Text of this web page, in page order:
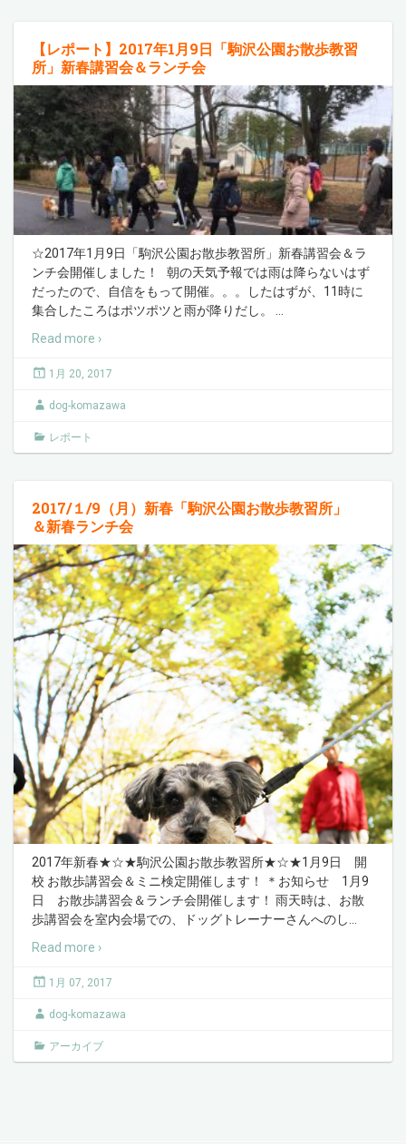
【レポート】2017年1月9日「駒沢公園お散歩教習
所」新春講習会＆ランチ会
☆2017年1月9日「駒沢公園お散歩教習所」新春講習会＆ラ
ンチ会開催しました！ 朝の天気予報では雨は降らないはず
だったので、自信をもって開催。。。したはずが、11時に
集合したころはポツポツと雨が降りだし。
Read more ›
1月 20, 2017
dog-komazawa
レポート
2017/１/9（月）新春「駒沢公園お散歩教習所」
＆新春ランチ会
2017年新春★☆★駒沢公園お散歩教習所★☆★1月9日 開
校 お散歩講習会＆ミニ検定開催します！ ＊お知らせ 1月9
日 お散歩講習会＆ランチ会開催します！ 雨天時は、お散
歩講習会を室内会場での、ドッグトレーナーさんへのし
Read more ›
1月 07, 2017
dog-komazawa
アーカイブ